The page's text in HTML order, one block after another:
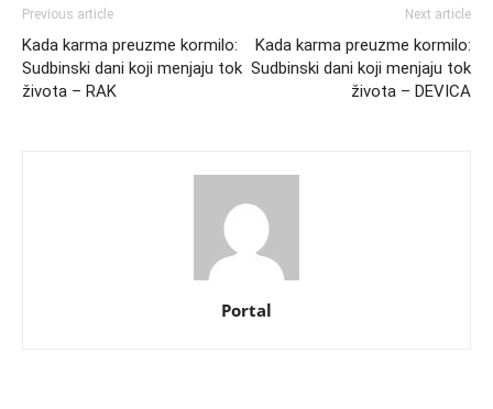
Previous article
Kada karma preuzme kormilo:
Sudbinski dani koji menjaju tok
života – RAK
Next article
Kada karma preuzme kormilo:
Sudbinski dani koji menjaju tok
života – DEVICA
Portal